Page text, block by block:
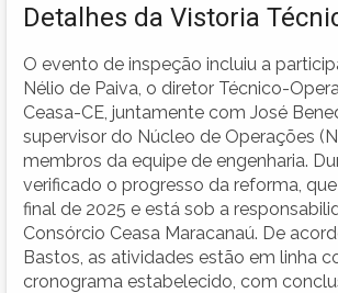
Detalhes da Vistoria
O evento de inspeção incluiu a
Nélio de Paiva, o diretor Técnico-
Ceasa-CE, juntamente com José
supervisor do Núcleo de Operações
membros da equipe de engenharia.
verificado o progresso da reforma,
final de 2025 e está sob a
Consórcio Ceasa Maracanaú. De
Bastos, as atividades estão em linha
cronograma estabelecido, com